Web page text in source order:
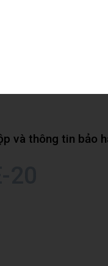
và thông tin bảo